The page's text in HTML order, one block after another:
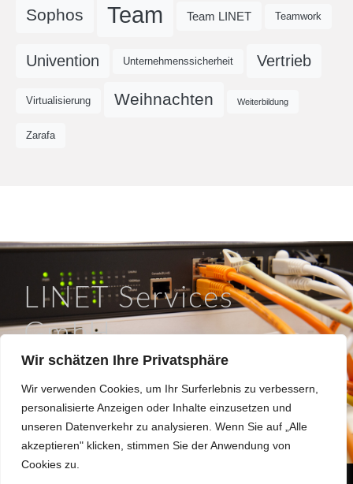
Wir schätzen Ihre Privatsphäre
Wir verwenden Cookies, um Ihr Surferlebnis zu verbessern,
personalisierte Anzeigen oder Inhalte einzusetzen und
unseren Datenverkehr zu analysieren. Wenn Sie auf „Alle
akzeptieren" klicken, stimmen Sie der Anwendung von
Cookies zu.
Sophos Team Team LINET Teamwork
Univention Unternehmenssicherheit Vertrieb
Virtualisierung Weihnachten Weiterbildung
Zarafa
LINET Services
GmbH
So läuft IT in Braunschweig.
Hinter dem Turme 12a, 38114 Braunschweig
0531 / 180508 0
info@linet.de